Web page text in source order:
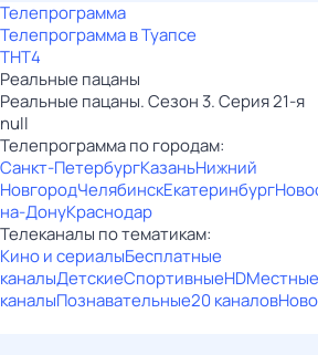
Телепрограмма
Телепрограмма в Туапсе
ТНТ4
Реальные пацаны
Реальные пацаны. Сезон 3. Серия 21-я
null
Телепрограмма по городам:
Санкт-ПетербургКазаньНижний
НовгородЧелябинскЕкатеринбург
на-ДонуКраснодар
Телеканалы по тематикам:
Кино и сериалыБесплатные
каналыДетскиеСпортивныеHDМестные
каналыПознавательные20 каналов